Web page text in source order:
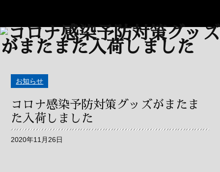
お知らせ
コロナ感染予防対策グッズがまたま
た入荷しました
2020年11月26日